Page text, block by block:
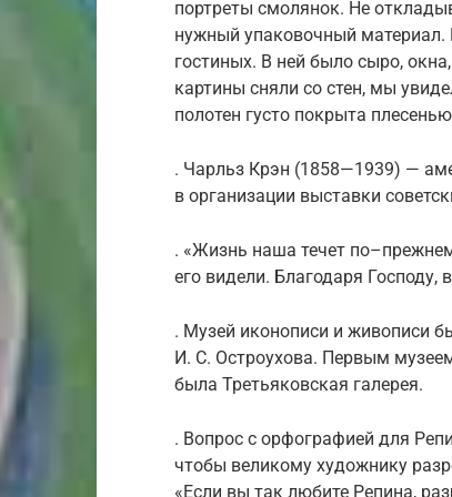
портреты смолянок. Не
нужный упаковочный материал.
гостиных. В ней было сыро,
картины сняли со стен, мы
полотен густо покрыта
. Чарльз Крэн (1858—1939) —
в организации выставки
. «Жизнь наша течет
его видели. Благодаря Господу,
. Музей иконописи и живописи
И. С. Остроухова. Первым
была Третьяковская галерея.
. Вопрос с орфографией для
чтобы великому художнику
«Если вы так любите Репина,